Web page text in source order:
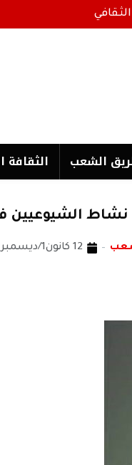
الشعب الثقافة
الشيوعيين
12 كانون1/ديسمبر 2018